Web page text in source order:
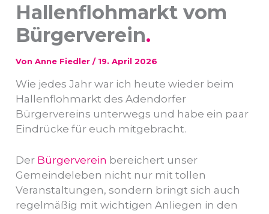
Hallenflohmarkt vom
Bürgerverein
VonAnne Fiedler/ 19. April 2026
Wie jedes Jahr war ich heute wieder beim
Hallenflohmarkt des Adendorfer
Bürgervereins unterwegs und habe ein paar
Eindrücke für euch mitgebracht.
Der Bürgerverein bereichert unser
Gemeindeleben nicht nur mit tollen
Veranstaltungen, sondern bringt sich auch
regelmäßig mit wichtigen Anliegen in den